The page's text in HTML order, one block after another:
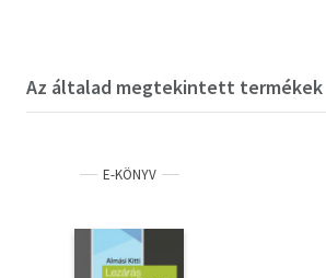
Az általad megtekintett termékek
E-KÖNYV